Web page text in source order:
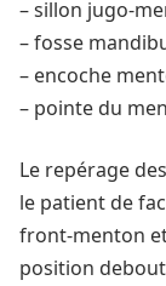
– sillon jugo-
– fosse
– encoche
– pointe du
Le repérage
le patient de
front­-menton
position